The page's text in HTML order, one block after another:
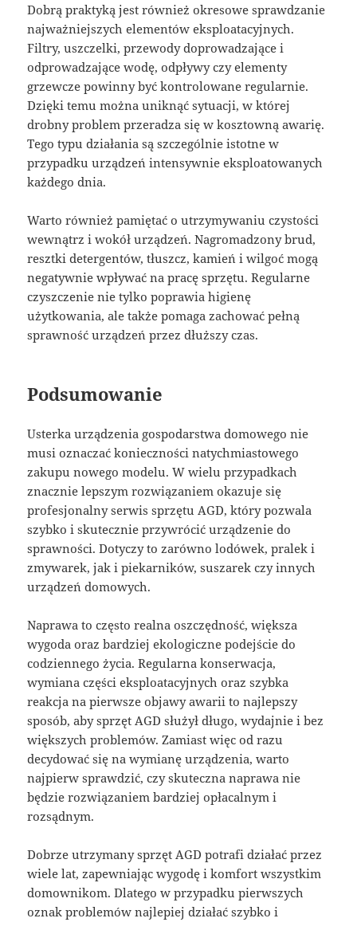
Dobrą praktyką jest również okresowe sprawdzanie
najważniejszych elementów eksploatacyjnych.
Filtry, uszczelki, przewody doprowadzające i
odprowadzające wodę, odpływy czy elementy
grzewcze powinny być kontrolowane regularnie.
Dzięki temu można uniknąć sytuacji, w której
drobny problem przeradza się w kosztowną awarię.
Tego typu działania są szczególnie istotne w
przypadku urządzeń intensywnie eksploatowanych
każdego dnia.
Warto również pamiętać o utrzymywaniu czystości
wewnątrz i wokół urządzeń. Nagromadzony brud,
resztki detergentów, tłuszcz, kamień i wilgoć mogą
negatywnie wpływać na pracę sprzętu. Regularne
czyszczenie nie tylko poprawia higienę
użytkowania, ale także pomaga zachować pełną
sprawność urządzeń przez dłuższy czas.
Podsumowanie
Usterka urządzenia gospodarstwa domowego nie
musi oznaczać konieczności natychmiastowego
zakupu nowego modelu. W wielu przypadkach
znacznie lepszym rozwiązaniem okazuje się
profesjonalny serwis sprzętu AGD, który pozwala
szybko i skutecznie przywrócić urządzenie do
sprawności. Dotyczy to zarówno lodówek, pralek i
zmywarek, jak i piekarników, suszarek czy innych
urządzeń domowych.
Naprawa to często realna oszczędność, większa
wygoda oraz bardziej ekologiczne podejście do
codziennego życia. Regularna konserwacja,
wymiana części eksploatacyjnych oraz szybka
reakcja na pierwsze objawy awarii to najlepszy
sposób, aby sprzęt AGD służył długo, wydajnie i bez
większych problemów. Zamiast więc od razu
decydować się na wymianę urządzenia, warto
najpierw sprawdzić, czy skuteczna naprawa nie
będzie rozwiązaniem bardziej opłacalnym i
rozsądnym.
Dobrze utrzymany sprzęt AGD potrafi działać przez
wiele lat, zapewniając wygodę i komfort wszystkim
domownikom. Dlatego w przypadku pierwszych
oznak problemów najlepiej działać szybko i